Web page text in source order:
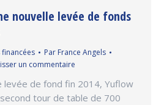
nouvelle levée de fonds
Par France Angels
un commentaire
levée de fond fin 2014, Yuflow
tour de table de 700